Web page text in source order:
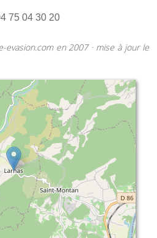
75 04 30 20
evasion.com en 2007 · mise à jour le